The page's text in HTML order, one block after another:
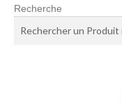
Recherche